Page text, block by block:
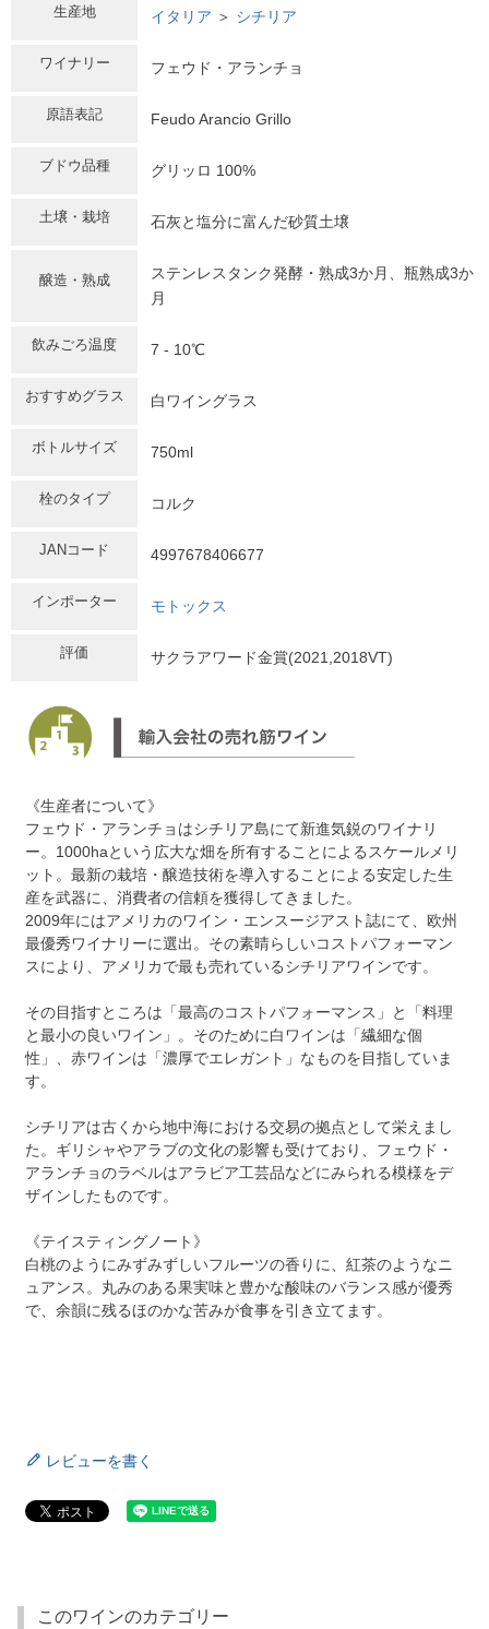
生産地 イタリア ＞ シチリア
ワイナリー フェウド・アランチョ
原語表記 Feudo Arancio Grillo
ブドウ品種 グリッロ 100%
土壌・栽培 石灰と塩分に富んだ砂質土壌
醸造・熟成
ステンレスタンク発酵・熟成3か月、瓶熟成3か
月
飲みごろ温度 7 - 10℃
おすすめグラス 白ワイングラス
ボトルサイズ 750ml
栓のタイプ コルク
JANコード 4997678406677
インポーター モトックス
評価 サクラアワード金賞(2021,2018VT)
《生産者について》
フェウド・アランチョはシチリア島にて新進気鋭のワイナリ
ー。1000haという広大な畑を所有することによるスケールメリ
ット。最新の栽培・醸造技術を導入することによる安定した生
産を武器に、消費者の信頼を獲得してきました。
2009年にはアメリカのワイン・エンスージアスト誌にて、欧州
最優秀ワイナリーに選出。その素晴らしいコストパフォーマン
スにより、アメリカで最も売れているシチリアワインです。
その目指すところは「最高のコストパフォーマンス」と「料理
と最小の良いワイン」。そのために白ワインは「繊細な個
性」、赤ワインは「濃厚でエレガント」なものを目指していま
す。
シチリアは古くから地中海における交易の拠点として栄えまし
た。ギリシャやアラブの文化の影響も受けており、フェウド・
アランチョのラベルはアラビア工芸品などにみられる模様をデ
ザインしたものです。
《テイスティングノート》
白桃のようにみずみずしいフルーツの香りに、紅茶のようなニ
ュアンス。丸みのある果実味と豊かな酸味のバランス感が優秀
で、余韻に残るほのかな苦みが食事を引き立てます。
レビューを書く
このワインのカテゴリー